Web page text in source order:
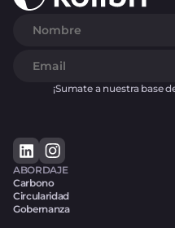
¡Sumate a nuestra base
ABORDAJE
Carbono
Circularidad
Gobernanza